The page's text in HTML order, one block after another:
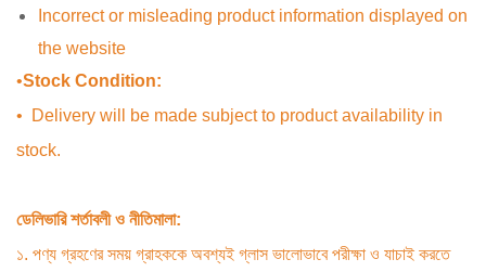
Incorrect or misleading product information displayed on
the website
•Stock Condition:
• Delivery will be made subject to product availability in
stock.
ডেলিভারি শর্তাবলী ও নীতিমালা:
১. পণ্য গ্রহণের সময় গ্রাহককে অবশ্যই গ্লাস ভালোভাবে পরীক্ষা ও যাচাই করতে